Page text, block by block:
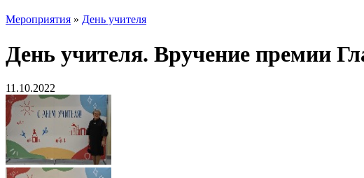
Мероприятия » День учителя
День учителя. Вручение премии
11.10.2022